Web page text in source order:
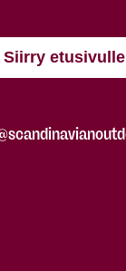
Siirry etusivulle